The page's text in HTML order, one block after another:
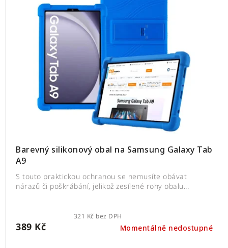
Barevný silikonový obal na Samsung Galaxy Tab
A9
Momentálně nedostupné
321 Kč bez DPH
389 Kč
S touto praktickou ochranou se nemusíte obávat
nárazů či poškrábání, jelikož zesílené rohy obalu...